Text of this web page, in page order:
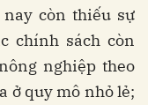
còn thiếu sự
chính sách còn
nghiệp theo
ở quy mô nhỏ lẻ;